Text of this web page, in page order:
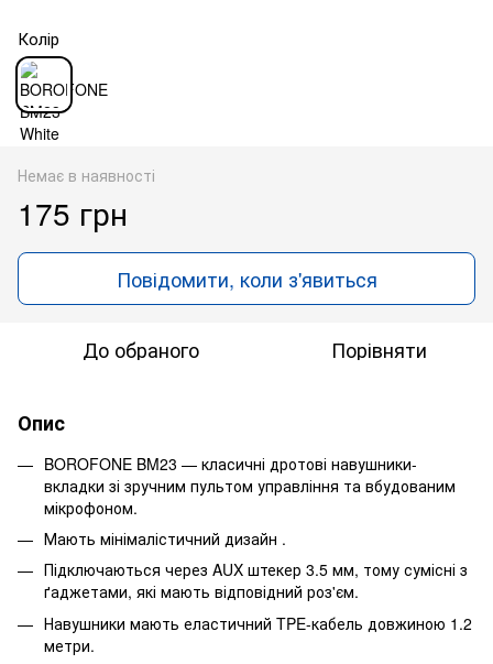
Колір
Немає в наявності
175 грн
Повідомити, коли з'явиться
До обраного Порівняти
Опис
BOROFONE BM23 — класичні дротові навушники-
вкладки зі зручним пультом управління та вбудованим
мікрофоном.
Мають мінімалістичний дизайн .
Підключаються через AUX штекер 3.5 мм, тому сумісні з
ґаджетами, які мають відповідний роз'єм.
Навушники мають еластичний TPE-кабель довжиною 1.2
метри.